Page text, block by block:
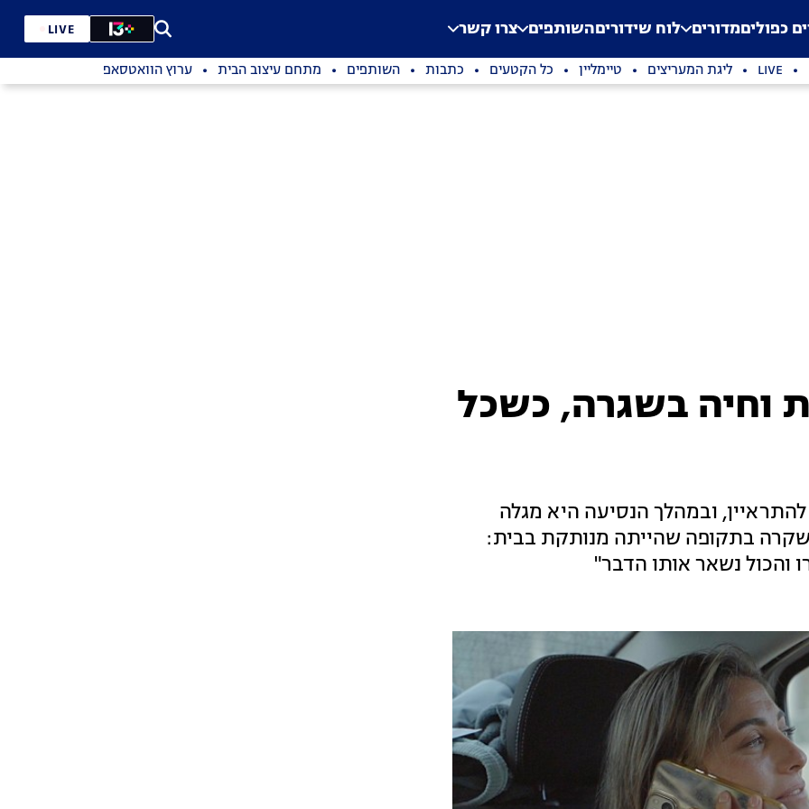
Application error: a
. כפוליםמדורים לוח שידוריםהשותפים צרו קשר LIVE
LIVE ליגת המעריצים טיימליין כל הקטעים כתבות השותפים מתחם עיצוב הבית ערוץ הוואטסאפ
וחיה בשגרה, כשכל
ובמהלך הנסיעה היא מגלה
בתקופה שהייתה מנותקת בבית: